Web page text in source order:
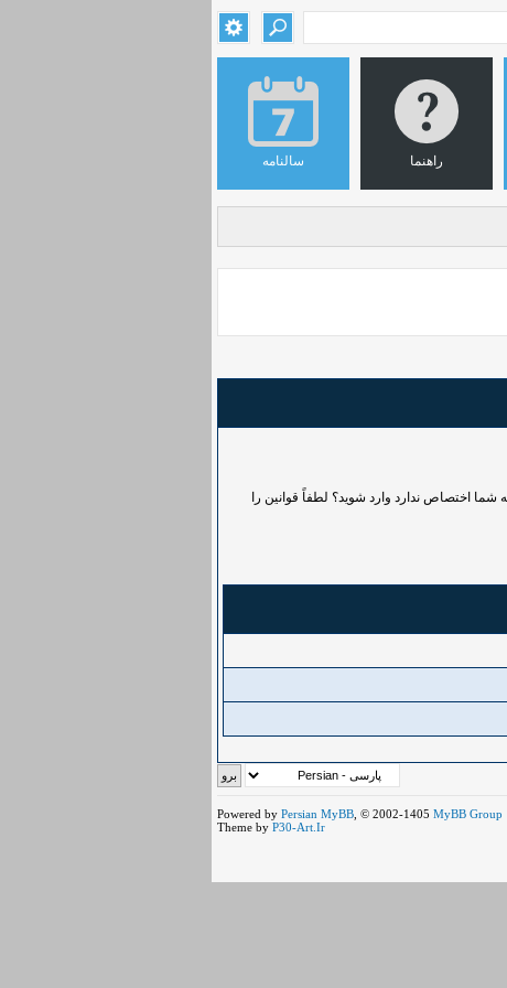
سالنامه راهنما
اختصاص ندارد وارد شوید؟ لطفاً قوانین را
Powered by Persian MyBB , © 2002-1405 MyBB Group
Theme by P30-Art.Ir